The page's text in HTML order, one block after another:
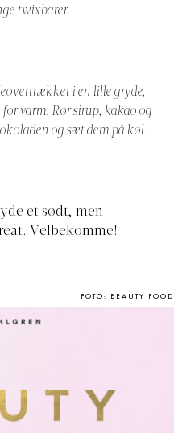
twixbarer.
i en lille gryde,
varm. Rør sirup, kakao og
og sæt dem på køl.
et sødt, men
Velbekomme!
FOTO: BEAUTY FOOD